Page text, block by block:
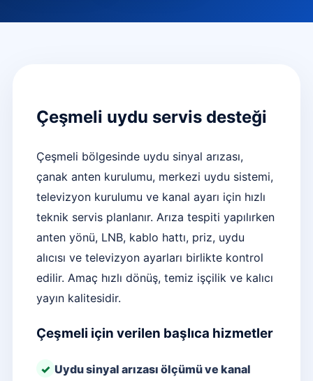
Çeşmeli uydu servis desteği
Çeşmeli bölgesinde uydu sinyal arızası,
çanak anten kurulumu, merkezi uydu sistemi,
televizyon kurulumu ve kanal ayarı için hızlı
teknik servis planlanır. Arıza tespiti yapılırken
anten yönü, LNB, kablo hattı, priz, uydu
alıcısı ve televizyon ayarları birlikte kontrol
edilir. Amaç hızlı dönüş, temiz işçilik ve kalıcı
yayın kalitesidir.
Çeşmeli için verilen başlıca hizmetler
Uydu sinyal arızası ölçümü ve kanal